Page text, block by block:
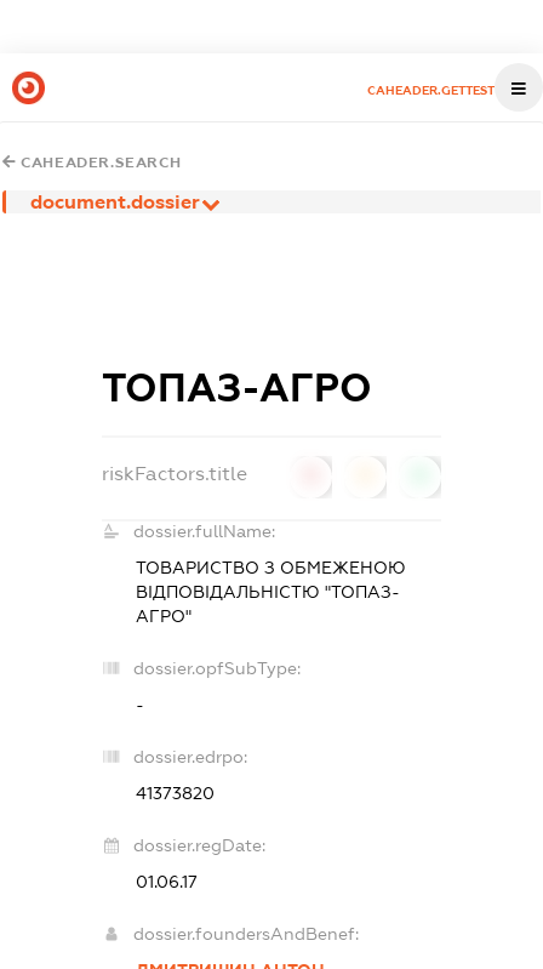
CAHEADER.GETTEST
CAHEADER.SEARCH
document.dossier
ТОПАЗ-АГРО
riskFactors.title
dossier.fullName:
ТОВАРИСТВО З ОБМЕЖЕНОЮ
ВІДПОВІДАЛЬНІСТЮ "ТОПАЗ-
АГРО"
dossier.opfSubType:
-
dossier.edrpo:
41373820
dossier.regDate:
01.06.17
dossier.foundersAndBenef: